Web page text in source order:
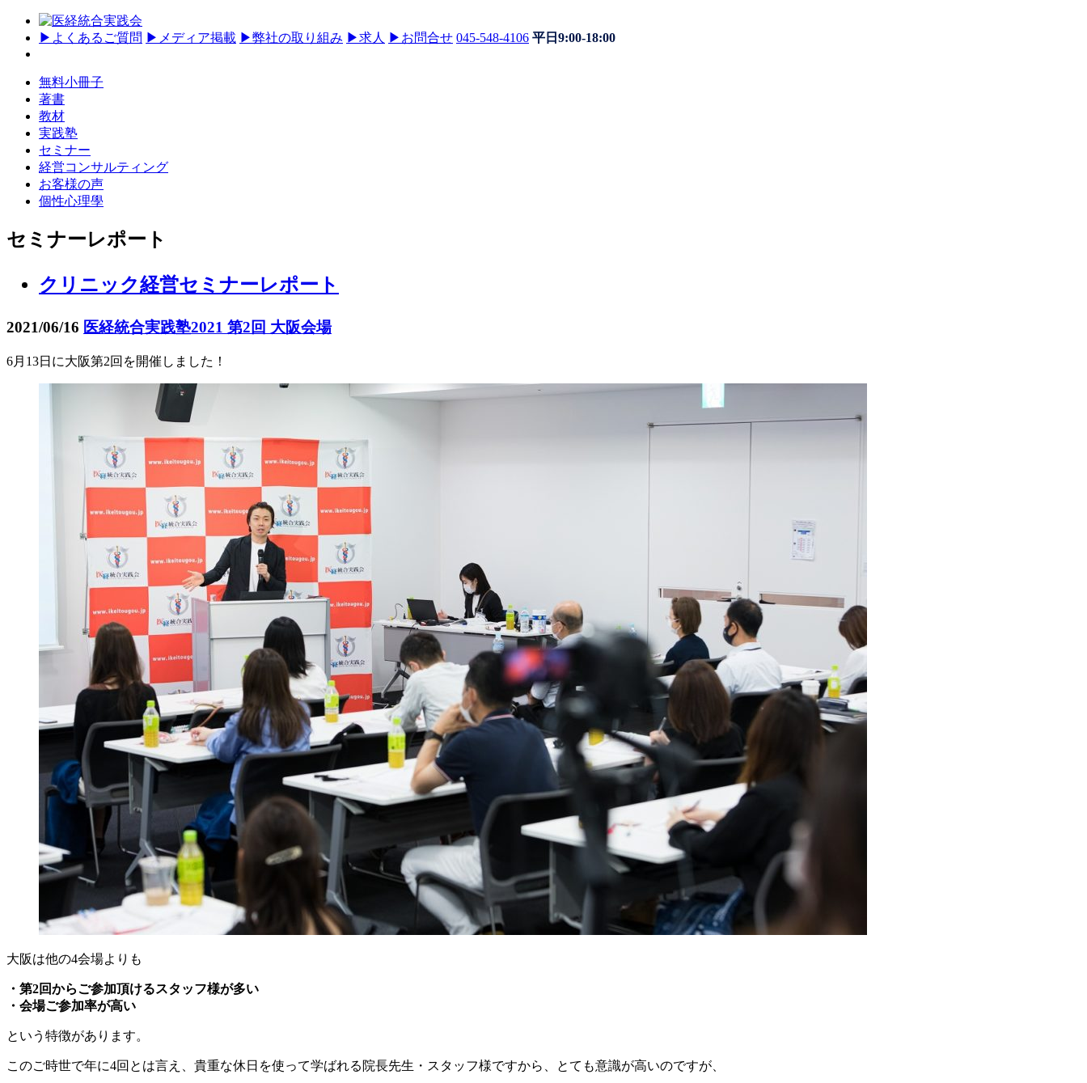
▶ よくあるご質問 ▶ メディア掲載 ▶弊社の取り組み ▶求人 ▶ お問合せ 045-548-4106 平日9:00-18:00
無料小冊子
著書
教材
実践塾
セミナー
経営コンサルティング
お客様の声
個性心理學
セミナーレポート
クリニック経営セミナーレポート
2021/06/16 医経統合実践塾2021 第2回 大阪会場
6月13日に大阪第2回を開催しました！
大阪は他の4会場よりも
・第2回からご参加頂けるスタッフ様が多い
・会場ご参加率が高い
という特徴があります。
このご時世で年に4回とは言え、貴重な休日を使って学ばれる院長先生・スタッフ様ですから、とても意識が高いのですが、